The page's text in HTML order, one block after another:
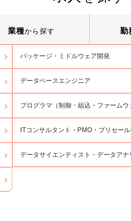
業種から探す 勤
パッケージ・ミドルウェア開発
データベースエンジニア
プログラマ（制御・組込・ファームウ
ITコンサルタント・PMO・プリセー
データサイエンティスト・データアナ